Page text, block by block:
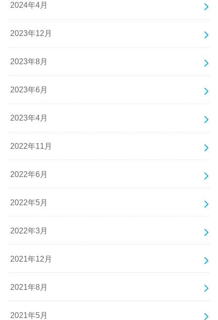
2024年4月
2023年12月
2023年8月
2023年6月
2023年4月
2022年11月
2022年6月
2022年5月
2022年3月
2021年12月
2021年8月
2021年5月